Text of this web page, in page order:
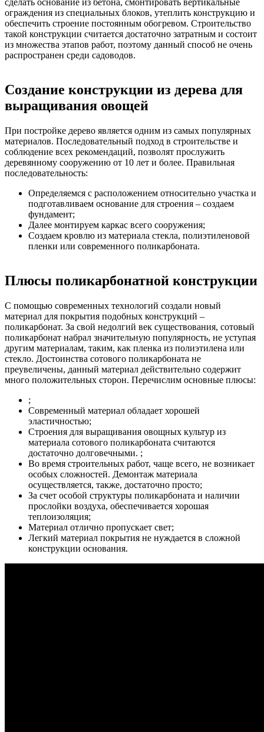
ограждения из специальных блоков, утеплить конструкцию и
обеспечить строение постоянным обогревом. Строительство
такой конструкции считается достаточно затратным и состоит
из множества этапов работ, поэтому данный способ не очень
распространен среди садоводов.
Создание конструкции из дерева для
выращивания овощей
При постройке дерево является одним из самых популярных
материалов. Последовательный подход в строительстве и
соблюдение всех рекомендаций, позволят прослужить
деревянному сооружению от 10 лет и более. Правильная
последовательность:
Определяемся с расположением относительно участка и
подготавливаем основание для строения – создаем
фундамент;
Далее монтируем каркас всего сооружения;
Создаем кровлю из материала стекла, полиэтиленовой
пленки или современного поликарбоната.
Плюсы поликарбонатной конструкции
С помощью современных технологий создали новый
материал для покрытия подобных конструкций –
поликарбонат. За свой недолгий век существования, сотовый
поликарбонат набрал значительную популярность, не уступая
другим материалам, таким, как пленка из полиэтилена или
стекло. Достоинства сотового поликарбоната не
преувеличены, данный материал действительно содержит
много положительных сторон. Перечислим основные плюсы:
;
Современный материал обладает хорошей
эластичностью;
Строения для выращивания овощных культур из
материала сотового поликарбоната считаются
достаточно долговечными. ;
Во время строительных работ, чаще всего, не возникает
особых сложностей. Демонтаж материала
осуществляется, также, достаточно просто;
За счет особой структуры поликарбоната и наличии
прослойки воздуха, обеспечивается хорошая
теплоизоляция;
Материал отлично пропускает свет;
Легкий материал покрытия не нуждается в сложной
конструкции основания.